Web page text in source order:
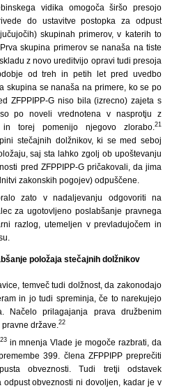
vidika omogoča širšo presojo
do ustavitve postopka za odpust
skupinah primerov, v katerih to
skupina primerov se nanaša na tiste
z novo ureditvijo opravi tudi presoja
od treh in petih let pred uvedbo
skupina se nanaša na primere, ko se po
ZFPPIPP-G niso bila (izrecno) zajeta s
po noveli vrednotena v nasprotju z
in torej pomenijo njegovo zlorabo. 21
stečajnih dolžnikov, ki se med seboj
saj sta lahko zgolj ob upoštevanju
pred ZFPPIPP-G pričakovali, da jima
zakonskih pogojev) odpuščene.
zato v nadaljevanju odgovoriti na
za ugotovljeno poslabšanje pravnega
razlog, utemeljen v prevladujočem in
položaja stečajnih dolžnikov
temveč tudi dolžnost, da zakonodajo
in jo tudi spreminja, če to narekujejo
Načelo prilagajanja prava družbenim
države. 22
23in mnenja Vlade je mogoče razbrati, da
399. člena ZFPPIPP preprečiti
obveznosti. Tudi tretji odstavek
obveznosti ni dovoljen, kadar je v